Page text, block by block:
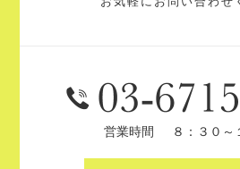
営業時間 ８：３０～